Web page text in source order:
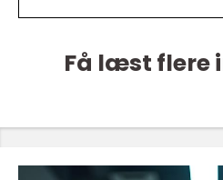
Få læst flere